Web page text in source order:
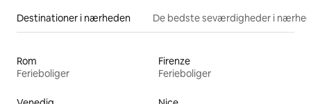
Destinationer i nærheden De bedste seværdigheder i
Rom
Ferieboliger
Firenze
Ferieboliger